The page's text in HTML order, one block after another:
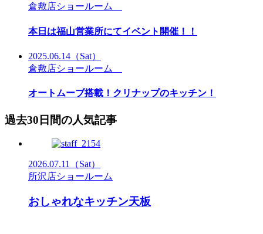
倉敷店ショールーム
本日は福山営業所にてイベント開催！！
2025.06.14 （Sat）
倉敷店ショールーム
オートムーブ搭載！クリナップのキッチン！
過去30日間の人気記事
2026.07.11
（Sat）
所沢店ショールーム
おしゃれなキッチン天板